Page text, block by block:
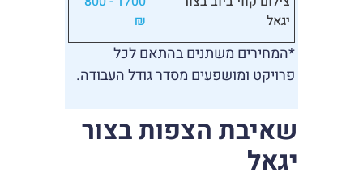
יגאל
₪
*המחירים משתנים בהתאם לכל
פרויקט ומושפעים מסדר גודל העבודה.
שאיבת הצפות בצור
יגאל